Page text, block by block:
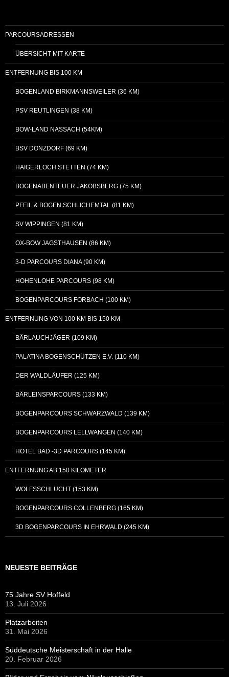
PARCOURSADRESSEN
ÜBERSICHT MIT KARTE
ENTFERNUNG BIS 100 KM
BOGENLAND BIRKMANNSWEILER (36 KM)
PSV REUTLINGEN (38 KM)
BOW-LAND NASSACH (54KM)
BSV DONZDORF (69 KM)
HAIGERLOCH STETTEN (74 KM)
BOGENABENTEUER JAKOBSBERG (75 KM)
PFEIL & BOGEN SCHLICHEMTAL (81 KM)
SV WIPPINGEN (81 KM)
OX-BOW JAGSTHAUSEN (86 KM)
3-D PARCOURS DIANA (90 KM)
HOHENLOHE PARCOURS (98 KM)
BOGENPARCOURS FORBACH (100 KM)
ENTFERNUNG VON 100 KM BIS 150 KM
BÄRLAUCHJÄGER (109 KM)
PALATINA BOGENSCHÜTZEN E.V. (110 KM)
DER WALDLÄUFER (125 KM)
BÄRLEINSPARCOURS (133 KM)
BOGENPARCOURS SCHWARZWALD (139 KM)
BOGENPARCOURS LELLWANGEN (140 KM)
HOTEL BAD -3D PARCOURS (145 KM)
ENTFERNUNG AB 150 KILOMETER
WOLFSSCHLUCHT (153 KM)
BOGENPARCOURS COLLENBERG (165 KM)
3D BOGENPARCOURS IN EHRWALD (245 KM)
NEUESTE BEITRÄGE
75 Jahre SV Hoffeld
13. Juli 2026
Platzarbeiten
31. Mai 2026
Süddeutsche Meisterschaft in der Halle
20. Februar 2026